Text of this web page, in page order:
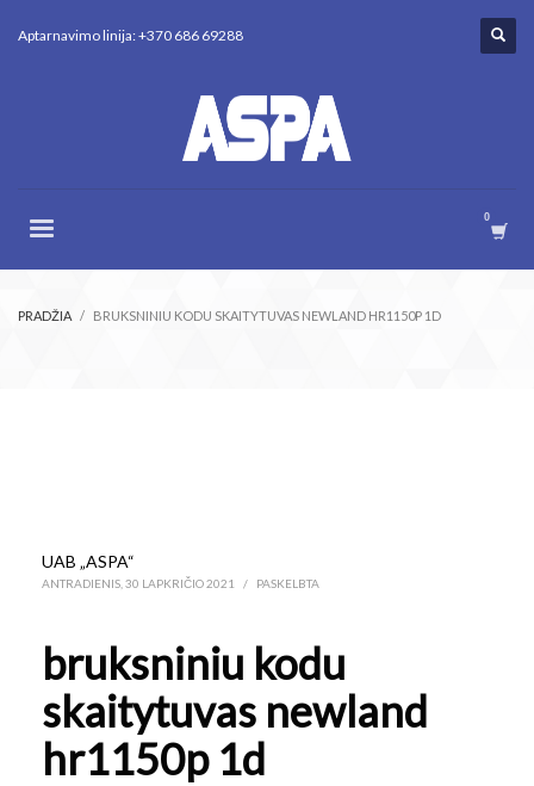
Aptarnavimo linija: +370 686 69288
PRADŽIA BRUKSNINIU KODU SKAITYTUVAS NEWLAND HR1150P 1D
UAB „ASPA“
ANTRADIENIS, 30 LAPKRIČIO 2021 / PASKELBTA
bruksniniu kodu
skaitytuvas newland
hr1150p 1d